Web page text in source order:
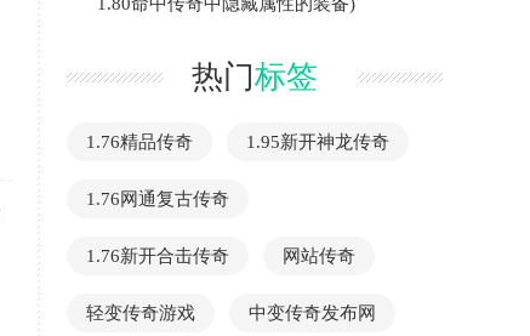
热门标签
1.76精品传奇 1.95新开神龙传奇
1.76网通复古传奇
1.76新开合击传奇 网站传奇
轻变传奇游戏 中变传奇发布网